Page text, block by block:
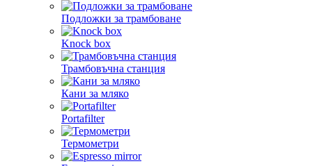
Подложки за трамбоване
Knock box
Трамбовъчна станция
Кани за мляко
Portafilter
Термометри